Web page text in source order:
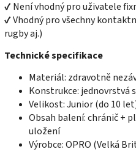
✔ Není vhodný pro uživatele
✔ Vhodný pro všechny
rugby aj.)
Technické specifikace
Materiál: zdravotně
Konstrukce: jednovrstvá
Velikost: Junior (do 10
Obsah balení: chránič +
uložení
Výrobce: OPRO (Velká